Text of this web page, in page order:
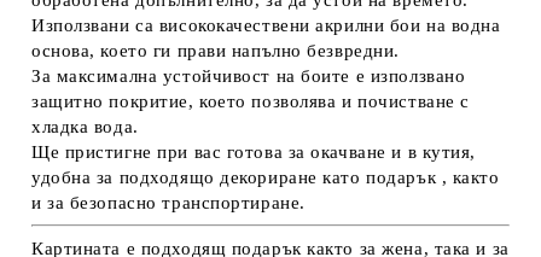
Използвани са висококачествени акрилни бои на водна
основа, което ги прави напълно безвредни.
За максимална устойчивост на боите е използвано
защитно покритие, което позволява и почистване с
хладка вода.
Ще пристигне при вас готова за окачване и в кутия,
удобна за подходящо декориране като подарък , както
и за безопасно транспортиране.
Картината е подходящ подарък както за жена, така и за